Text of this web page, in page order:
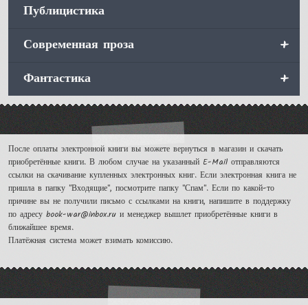
Публицистика
+
Современная проза
+
Фантастика
После оплаты электронной книги вы можете вернуться в магазин и скачать
приобретённые книги. В любом случае на указанный E-Mail отправляются
ссылки на скачивание купленных электронных книг. Если электронная книга не
пришла в папку "Входящие", посмотрите папку "Спам". Если по какой-то
причине вы не получили письмо с ссылками на книги, напишите в поддержку
по адресу book-war@inbox.ru и менеджер вышлет приобретённые книги в
ближайшее время.
Платёжная система может взимать комиссию.